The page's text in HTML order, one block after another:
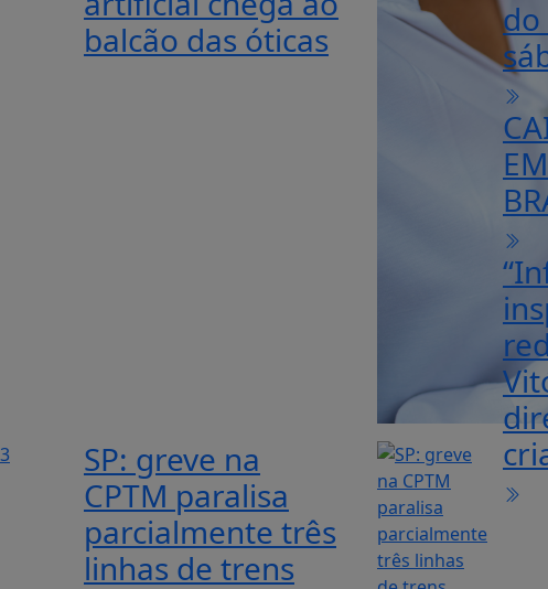
balcão das óticas
3
SP: greve na
CPTM paralisa
parcialmente três
linhas de trens
do